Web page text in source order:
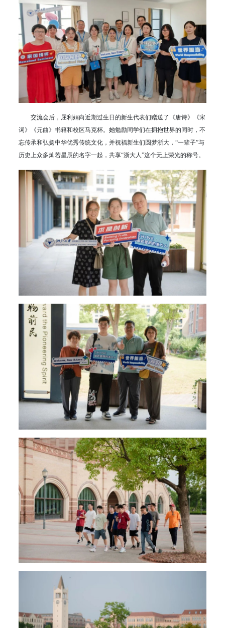
交流会后，屈利娟向近期过生日的新生代表们赠送了《唐诗》《宋
词》《元曲》书籍和校区马克杯。她勉励同学们在拥抱世界的同时，不
忘传承和弘扬中华优秀传统文化，并祝福新生们圆梦浙大，“一辈子”与
历史上众多灿若星辰的名字一起，共享“浙大人”这个无上荣光的称号。